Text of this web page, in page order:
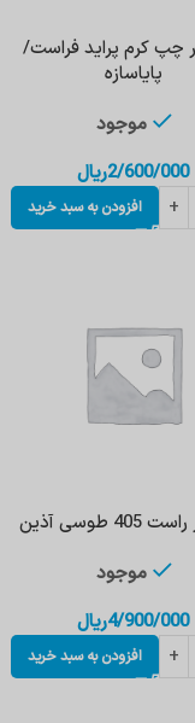
چپ کرم پراید فراست/
پایاسازه
موجود
2/600/000ریال
افزودن به سبد خرید
طوسی آذین
موجود
4/900/000ریال
افزودن به سبد خرید